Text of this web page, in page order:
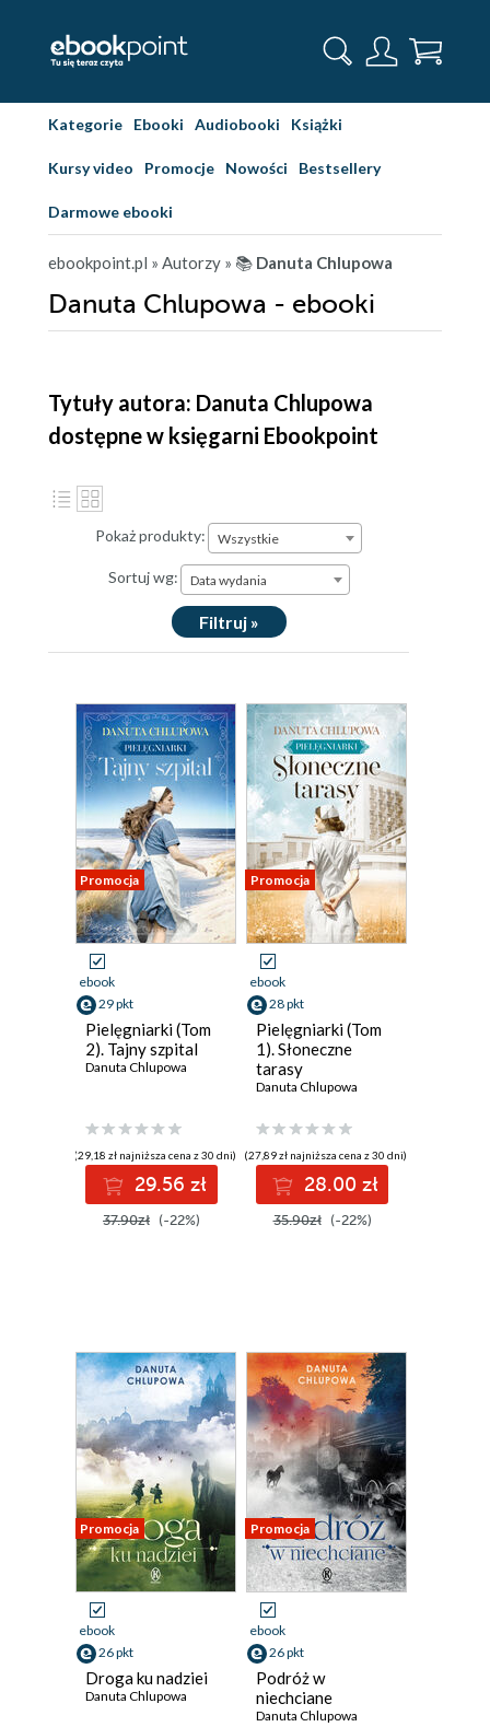
Kategorie Ebooki Audiobooki Książki
Kursy video Promocje Nowości Bestsellery
Darmowe ebooki
ebookpoint.pl » Autorzy » 📚 Danuta Chlupowa
Danuta Chlupowa - ebooki
Tytuły autora: Danuta Chlupowa
dostępne w księgarni Ebookpoint
Pokaż produkty: Wszystkie
Sortuj wg: Data wydania
Filtruj »
Promocja
ebook
29 pkt
Pielęgniarki (Tom
2). Tajny szpital
Danuta Chlupowa
(29,18 zł najniższa cena z 30 dni)
29.56 zł
37.90zł (-22%)
Promocja
ebook
28 pkt
Pielęgniarki (Tom
1). Słoneczne
tarasy
Danuta Chlupowa
(27,89 zł najniższa cena z 30 dni)
28.00 zł
35.90zł (-22%)
Promocja
ebook
26 pkt
Droga ku nadziei
Danuta Chlupowa
Promocja
ebook
26 pkt
Podróż w
niechciane
Danuta Chlupowa